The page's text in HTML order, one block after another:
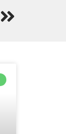
Next